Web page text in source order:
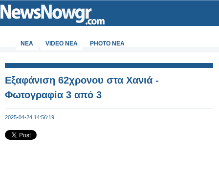
ΝΕΑ VIDEO NEA PHOTO NEA
Εξαφάνιση 62χρονου στα Χανιά -
Φωτογραφία 3 από 3
2025-04-24 14:56:19